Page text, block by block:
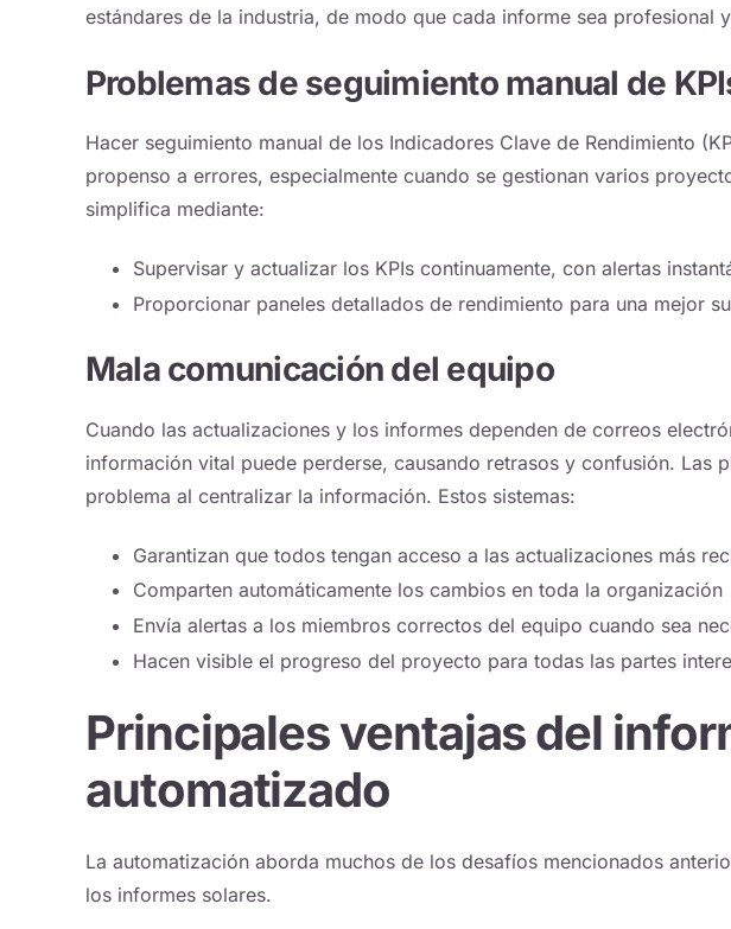
estándares de la industria, de modo que cada informe sea profesional
Problemas de seguimiento manual de
Hacer seguimiento manual de los Indicadores Clave de Rendimiento
propenso a errores, especialmente cuando se gestionan varios
simplifica mediante:
Supervisar y actualizar los KPIs continuamente, con alertas
Proporcionar paneles detallados de rendimiento para una mejor
Mala comunicación del equipo
Cuando las actualizaciones y los informes dependen de correos
información vital puede perderse, causando retrasos y confusión. Las
problema al centralizar la información. Estos sistemas:
Garantizan que todos tengan acceso a las actualizaciones más
Comparten automáticamente los cambios en toda la organización
Envía alertas a los miembros correctos del equipo cuando sea
Hacen visible el progreso del proyecto para todas las partes
Principales ventajas del
automatizado
La automatización aborda muchos de los desafíos mencionados
los informes solares.